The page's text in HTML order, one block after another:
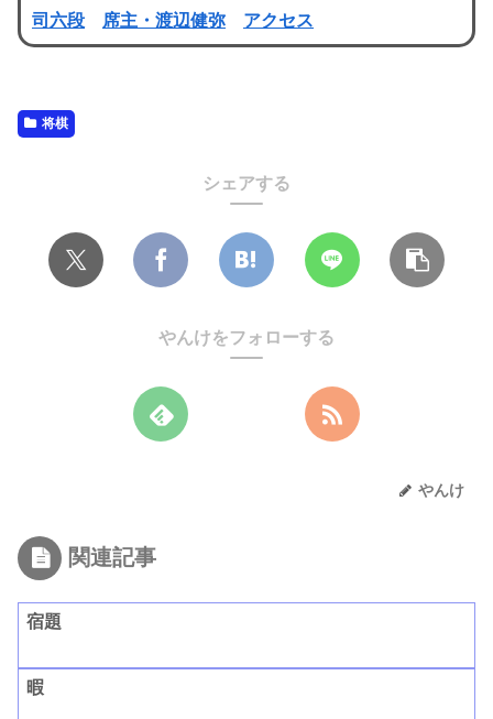
司六段
席主・渡辺健弥 アクセス
将棋
シェアする
やんけをフォローする
やんけ
関連記事
宿題
暇